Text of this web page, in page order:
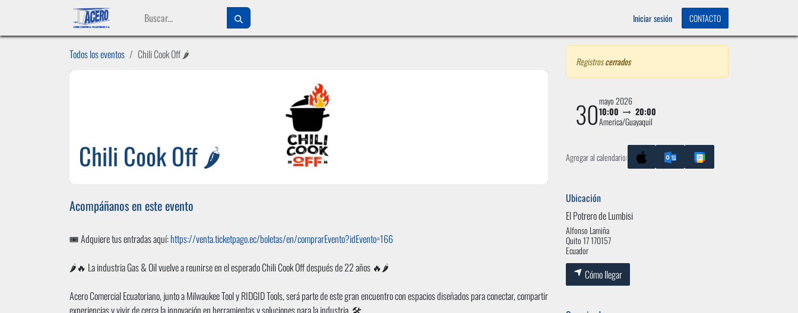
Iniciar sesión CONTACTO
Todos los eventos Chili Cook Off 🌶️
Chili Cook Off 🌶️
Acompáñanos en este evento
🎟️ Adquiere tus entradas aquí:https://venta.ticketpago.ec/boletas/en/comprarEvento?idEvento=166
🌶️🔥 La industria Gas & Oil vuelve a reunirse en el esperado Chili Cook Off después de 22 años 🔥🌶️
Acero Comercial Ecuatoriano, junto a Milwaukee Tool y RIDGID Tools, será parte de este gran encuentro con espacios diseñados para conectar, compartir
experiencias y vivir de cerca la innovación en herramientas y soluciones para la industria. 🛠️
Registroscerrados
30mayo 2026
10:00
20:00
America/Guayaquil
Agregar al calendario:
Ubicación
El Potrero de Lumbisi
Alfonso Lamiña
Quito 17 170157
Ecuador
Cómo llegar